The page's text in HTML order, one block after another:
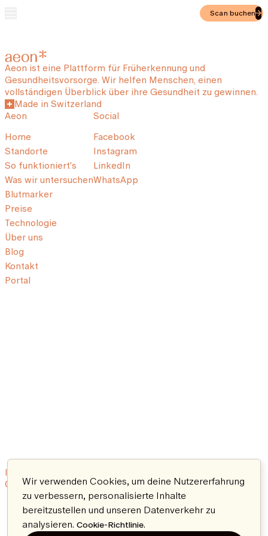
Scan buchen
Aeon ist eine Plattform für Früherkennung und
Gesundheitsvorsorge. Wir helfen Menschen, einen
vollständigen Überblick über ihre Gesundheit zu gewinnen.
Made in Switzerland
Aeon
Home
Standorte
So funktioniert's
Was wir untersuchen
Blutmarker
Preise
Technologie
Über uns
Blog
Kontakt
Portal
Social
Facebook
Instagram
LinkedIn
WhatsApp
Impressum
© 2026 Aeon. All rights reserved.
Wir verwenden Cookies, um deine Nutzererfahrung
zu verbessern, personalisierte Inhalte
bereitzustellen und unseren Datenverkehr zu
analysieren. Cookie-Richtlinie.